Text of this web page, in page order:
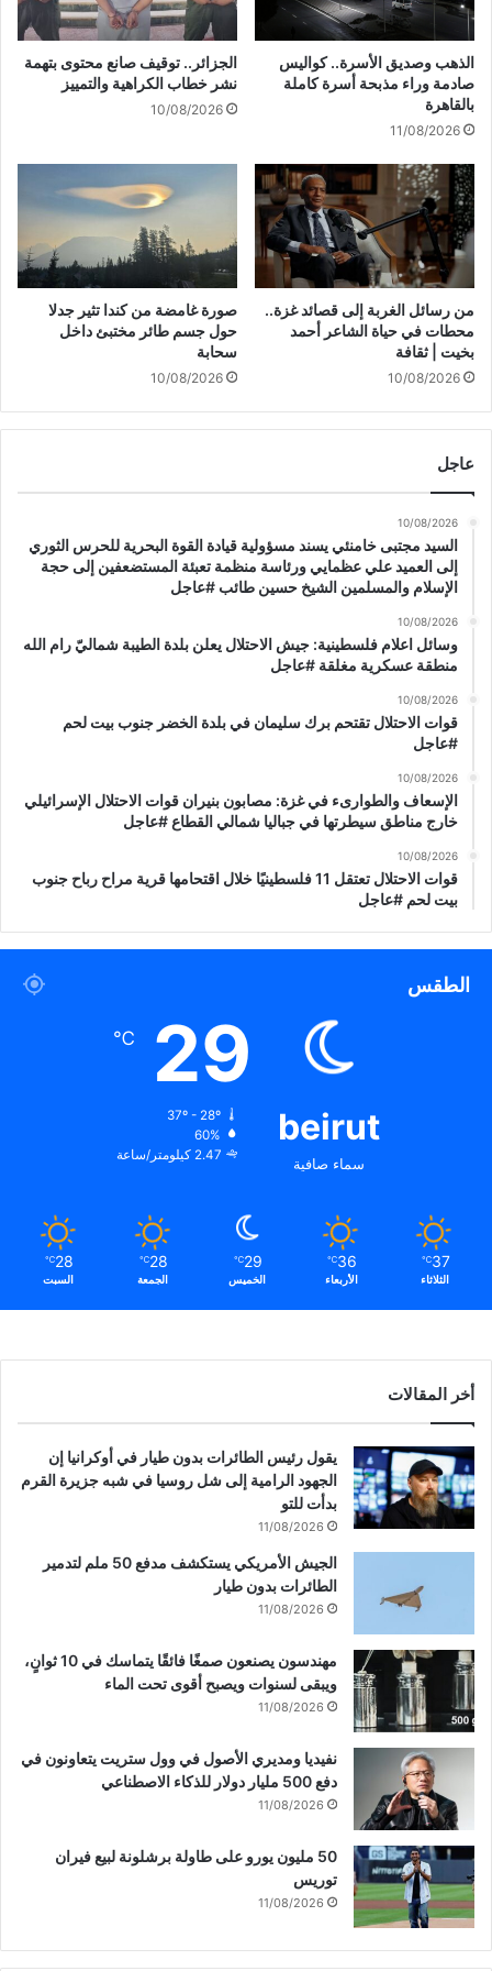
م
ة
ع
ل
ى
ح
د
و
د
م
ص
0
0
5
-
2
0
2
6
1
2
#
ع
ج
الذهب وصديق الأسرة.. كواليس
صادمة وراء مذبحة أسرة كاملة
بالقاهرة
11/08/2026
الجزائر.. توقيف صانع محتوى بتهمة
نشر خطاب الكراهية والتمييز
10/08/2026
من رسائل الغربة إلى قصائد غزة..
محطات في حياة الشاعر أحمد
بخيت | ثقافة
10/08/2026
صورة غامضة من كندا تثير جدلا
حول جسم طائر مختبئ داخل
سحابة
10/08/2026
عاجل
10/08/2026
السيد مجتبى خامنئي يسند مسؤولية قيادة القوة البحرية للحرس الثوري
إلى العميد علي عظمايي ورئاسة منظمة تعبئة المستضعفين إلى حجة
الإسلام والمسلمين الشيخ حسين طائب #عاجل
10/08/2026
وسائل اعلام فلسطينية: جيش الاحتلال يعلن بلدة الطيبة شماليّ رام الله
منطقة عسكرية مغلقة #عاجل
10/08/2026
قوات الاحتلال تقتحم برك سليمان في بلدة الخضر جنوب بيت لحم
#عاجل
10/08/2026
الإسعاف والطوارىء في غزة: مصابون بنيران قوات الاحتلال الإسرائيلي
خارج مناطق سيطرتها في جباليا شمالي القطاع #عاجل
10/08/2026
قوات الاحتلال تعتقل 11 فلسطينيًا خلال اقتحامها قرية مراح رباح جنوب
بيت لحم #عاجل
الطقس
beirut
سماء صافية
29
℃
37º - 28º
60%
2.47 كيلومتر/ساعة
37
℃
الثلاثاء
36
℃
الأربعاء
29
℃
الخميس
28
℃
الجمعة
28
℃
السبت
أخر المقالات
يقول رئيس الطائرات بدون طيار في أوكرانيا إن
الجهود الرامية إلى شل روسيا في شبه جزيرة القرم
بدأت للتو
11/08/2026
الجيش الأمريكي يستكشف مدفع 50 ملم لتدمير
الطائرات بدون طيار
11/08/2026
مهندسون يصنعون صمغًا فائقًا يتماسك في 10 ثوانٍ،
ويبقى لسنوات ويصبح أقوى تحت الماء
11/08/2026
نفيديا ومديري الأصول في وول ستريت يتعاونون في
دفع 500 مليار دولار للذكاء الاصطناعي
11/08/2026
50 مليون يورو على طاولة برشلونة لبيع فيران
توريس
11/08/2026